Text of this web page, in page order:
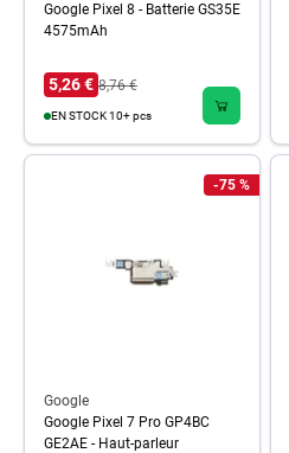
Google Pixel 8 - Batterie GS35E
4575mAh
5,26 € 8,76 €
EN STOCK 10+ pcs
-75 %
Google
Google Pixel 7 Pro GP4BC
GE2AE - Haut-parleur